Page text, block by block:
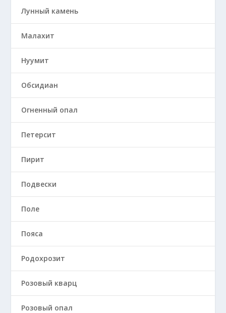
Лунный камень
Малахит
Нуумит
Обсидиан
Огненный опал
Петерсит
Пирит
Подвески
Поле
Пояса
Родохрозит
Розовый кварц
Розовый опал